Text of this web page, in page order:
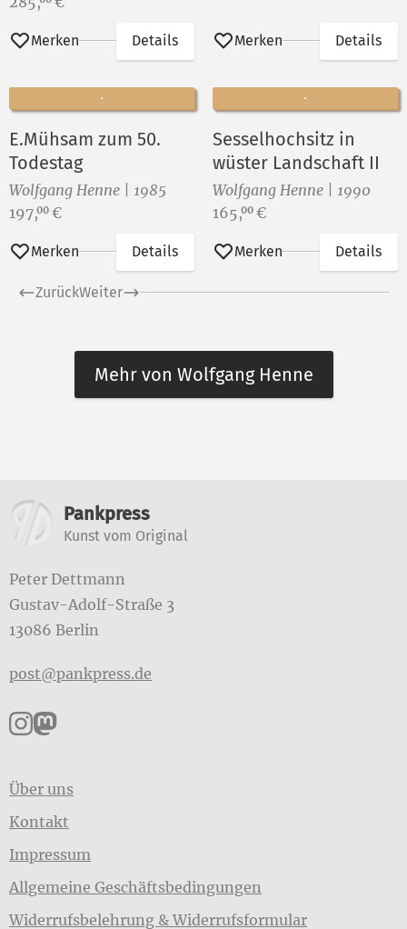
Merken Details Merken Details
E.Mühsam zum 50.
Todestag
Wolfgang Henne | 1985
Preis:
197,00 €
Merken Details
Sesselhochsitz in
wüster Landschaft II
Wolfgang Henne | 1990
Preis:
165,00 €
Merken Details
ZurückWeiter
Mehr von Wolfgang Henne
Weitere Informationen
Pankpress
Kunst vom Original
Peter Dettmann
Gustav-Adolf-Straße 3
13086 Berlin
post@pankpress.de
Pankpress auf Instagram
Pankpress auf Mastodon
Über uns
Kontakt
Impressum
Allgemeine Geschäftsbedingungen
Widerrufsbelehrung & Widerrufsformular